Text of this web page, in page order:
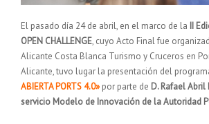
El pasado día 24 de abril, en el marco de la II
OPEN CHALLENGE, cuyo Acto Final fue
Alicante Costa Blanca Turismo y Cruceros en
Alicante, tuvo lugar la presentación del
ABIERTA PORTS 4.0» por parte de D. Rafael Abril
servicio Modelo de Innovación de la Autoridad